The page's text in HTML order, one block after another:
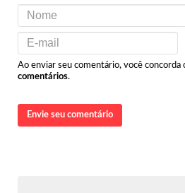
Ao enviar seu comentário, você concorda
comentários.
Envie seu comentário